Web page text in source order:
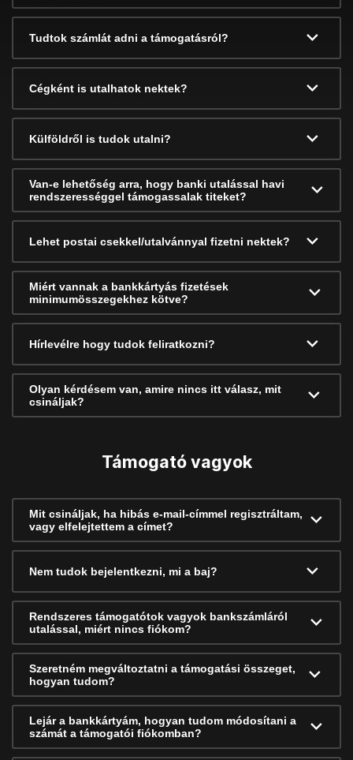
Tudtok számlát adni a támogatásról?
Cégként is utalhatok nektek?
Külföldről is tudok utalni?
Van-e lehetőség arra, hogy banki utalással havi
rendszerességgel támogassalak titeket?
Lehet postai csekkel/utalvánnyal fizetni nektek?
Miért vannak a bankkártyás fizetések
minimumösszegekhez kötve?
Hírlevélre hogy tudok feliratkozni?
Olyan kérdésem van, amire nincs itt válasz, mit
csináljak?
Támogató vagyok
Mit csináljak, ha hibás e-mail-címmel regisztráltam,
vagy elfelejtettem a címet?
Nem tudok bejelentkezni, mi a baj?
Rendszeres támogatótok vagyok bankszámláról
utalással, miért nincs fiókom?
Szeretném megváltoztatni a támogatási összeget,
hogyan tudom?
Lejár a bankkártyám, hogyan tudom módosítani a
számát a támogatói fiókomban?